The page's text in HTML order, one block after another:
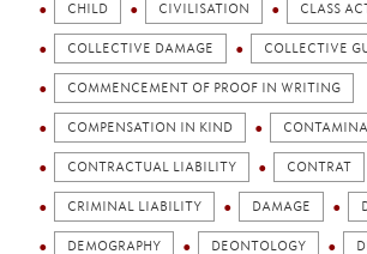
CHILD CIVILISATION CLASS
COLLECTIVE DAMAGE COLLECTIVE
COMMENCEMENT OF PROOF IN WRITING
COMPENSATION IN KIND
CONTRACTUAL LIABILITY CONTRAT
CRIMINAL LIABILITY DAMAGE
DEMOGRAPHY DEONTOLOGY